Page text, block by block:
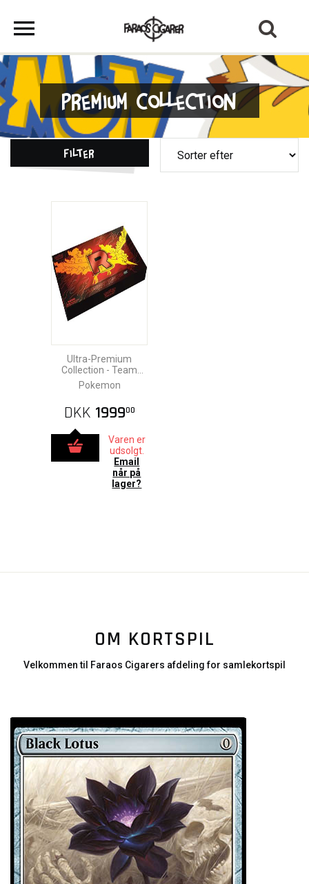
Premium Collection
Filter
Ultra-Premium
Collection - Team
Rocket's Moltres EX
Pokemon
DKK 199900
Varen er
udsolgt.
Email
når på
lager?
OM KORTSPIL
Velkommen til Faraos Cigarers afdeling for samlekortspil